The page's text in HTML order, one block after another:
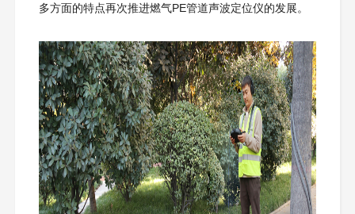
多方面的特点再次推进燃气PE管道声波定位仪的发展。